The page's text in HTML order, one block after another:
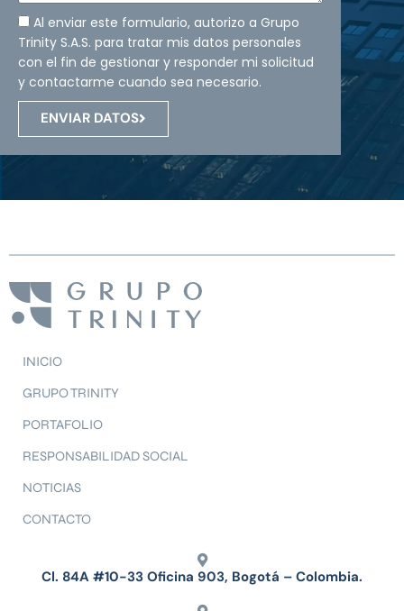
Al enviar este formulario, autorizo a Grupo
Trinity S.A.S. para tratar mis datos personales
con el fin de gestionar y responder mi solicitud
y contactarme cuando sea necesario.
ENVIAR DATOS
INICIO
GRUPO TRINITY
PORTAFOLIO
RESPONSABILIDAD SOCIAL
NOTICIAS
CONTACTO
Cl. 84A #10-33 Oficina 903, Bogotá – Colombia.